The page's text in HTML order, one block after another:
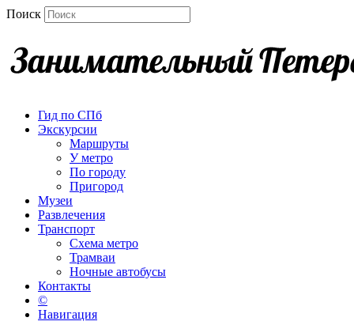
Поиск
Гид по СПб
Экскурсии
Маршруты
У метро
По городу
Пригород
Музеи
Развлечения
Транспорт
Схема метро
Трамваи
Ночные автобусы
Контакты
©
Навигация